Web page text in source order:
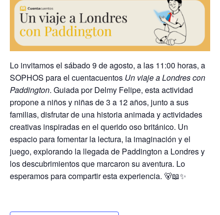
Lo invitamos el sábado 9 de agosto, a las 11:00 horas, a
SOPHOS para el cuentacuentos Un viaje a Londres con
Paddington. Guiada por Delmy Felipe, esta actividad
propone a niños y niñas de 3 a 12 años, junto a sus
familias, disfrutar de una historia animada y actividades
creativas inspiradas en el querido oso británico. Un
espacio para fomentar la lectura, la imaginación y el
juego, explorando la llegada de Paddington a Londres y
los descubrimientos que marcaron su aventura. Lo
esperamos para compartir esta experiencia. 🐻📖✨